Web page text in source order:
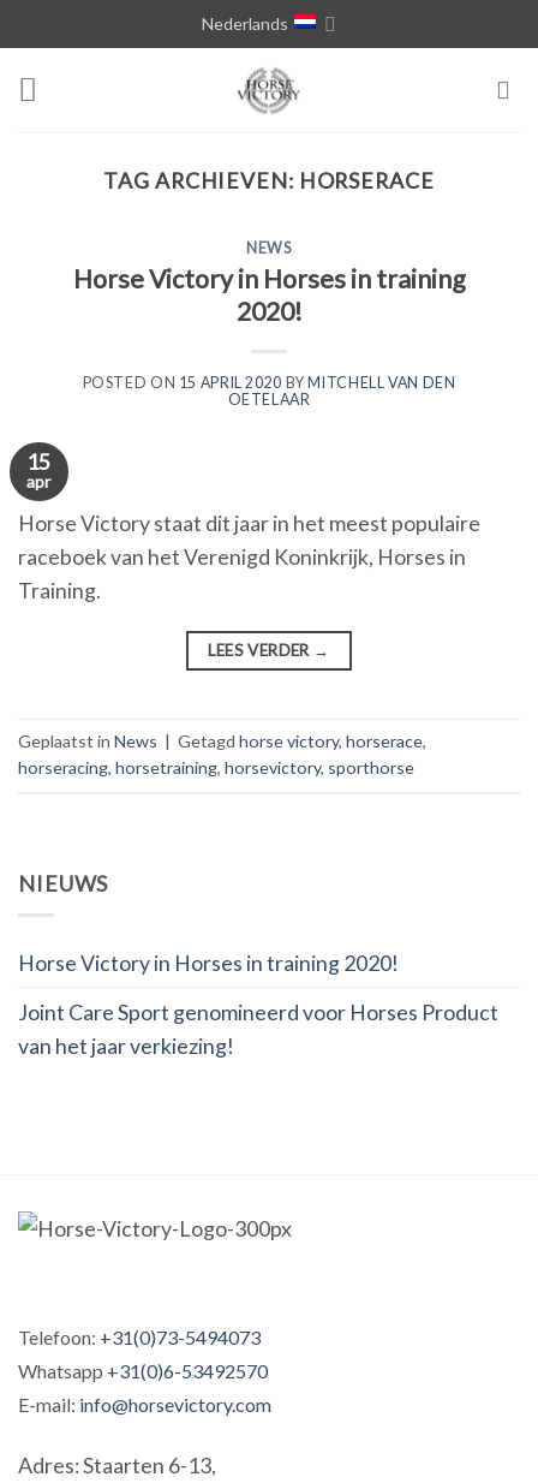
to
content
Nederlands
TAG ARCHIEVEN: HORSERACE
NEWS
Horse Victory in Horses in training
2020!
POSTED ON 15 APRIL 2020 BYMITCHELL VAN DEN
OETELAAR
15
apr
Horse Victory staat dit jaar in het meest populaire
raceboek van het Verenigd Koninkrijk, Horses in
Training.
LEES VERDER →
Geplaatst in News | Getagd horse victory, horserace,
horseracing, horsetraining, horsevictory, sporthorse
NIEUWS
Horse Victory in Horses in training 2020!
Joint Care Sport genomineerd voor Horses Product
van het jaar verkiezing!
Telefoon: +31(0)73-5494073
Whatsapp +31(0)6-53492570
E-mail: info@horsevictory.com
Adres: Staarten 6-13,